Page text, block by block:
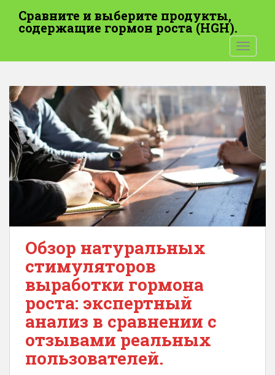
й
Сравните и выберите продукты,
содержащие гормон роста (HGH).
Обзор натуральных
стимуляторов
выработки гормона
роста: экспертный
анализ в сравнении с
отзывами реальных
пользователей.